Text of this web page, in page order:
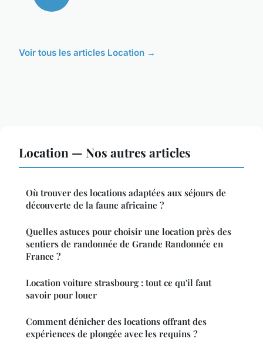
Voir tous les articles Location →
Location — Nos autres articles
Où trouver des locations adaptées aux séjours de
découverte de la faune africaine ?
Quelles astuces pour choisir une location près des
sentiers de randonnée de Grande Randonnée en
France ?
Location voiture strasbourg : tout ce qu'il faut
savoir pour louer
Comment dénicher des locations offrant des
expériences de plongée avec les requins ?